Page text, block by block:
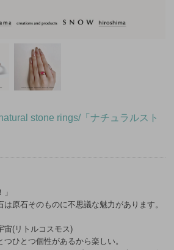
stone rings/「ナチュラルスト
原石そのものに不思議な魅力があります。
宙(リトルコスモス)
ひとつ個性があるから楽しい。